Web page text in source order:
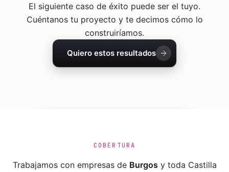
El siguiente caso de éxito puede ser el tuyo.
Cuéntanos tu proyecto y te decimos cómo lo
construiríamos.
Quiero estos resultados
COBERTURA
Trabajamos con empresas de Burgos y toda Castilla